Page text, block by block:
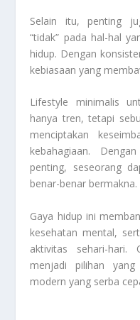
Selain itu, penting
“tidak” pada hal-hal
hidup. Dengan
kebiasaan yang
Lifestyle minimalis
hanya tren, tetapi
menciptakan
kebahagiaan.
penting, seseorang
benar-benar bermakna.
Gaya hidup ini
kesehatan mental,
aktivitas sehari-hari.
menjadi pilihan
modern yang serba